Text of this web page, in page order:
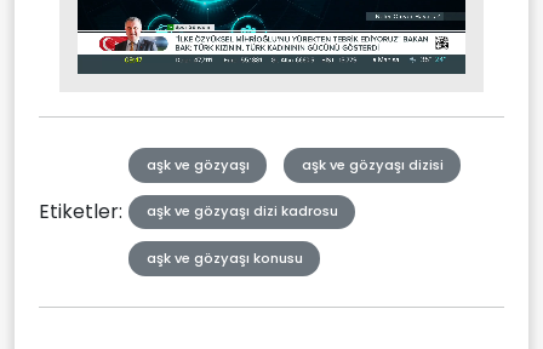
Mute Stream
Etiketler:
aşk ve gözyaşı aşk ve gözyaşı dizisi
aşk ve gözyaşı dizi kadrosu
aşk ve gözyaşı konusu